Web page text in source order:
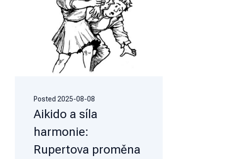
Posted 2025-08-08
Aikido a síla
harmonie:
Rupertova proměna